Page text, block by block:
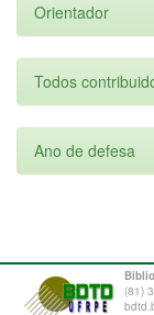
Orientador
Todos
Ano de defesa
(81)